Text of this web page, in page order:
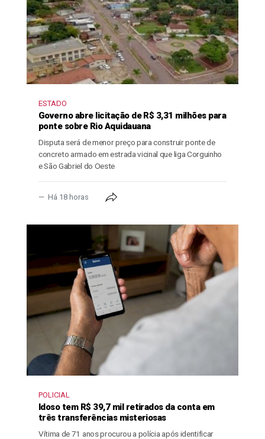
ESTADO
Governo abre licitação de R$ 3,31 milhões para
ponte sobre Rio Aquidauana
Disputa será de menor preço para construir ponte de
concreto armado em estrada vicinal que liga Corguinho
e São Gabriel do Oeste
Há 18 horas
POLICIAL
Idoso tem R$ 39,7 mil retirados da conta em
três transferências misteriosas
Vítima de 71 anos procurou a polícia após identificar